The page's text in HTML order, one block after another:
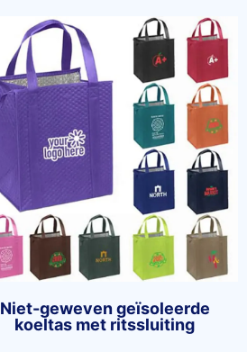
Niet-geweven geïsoleerde
koeltas met ritssluiting